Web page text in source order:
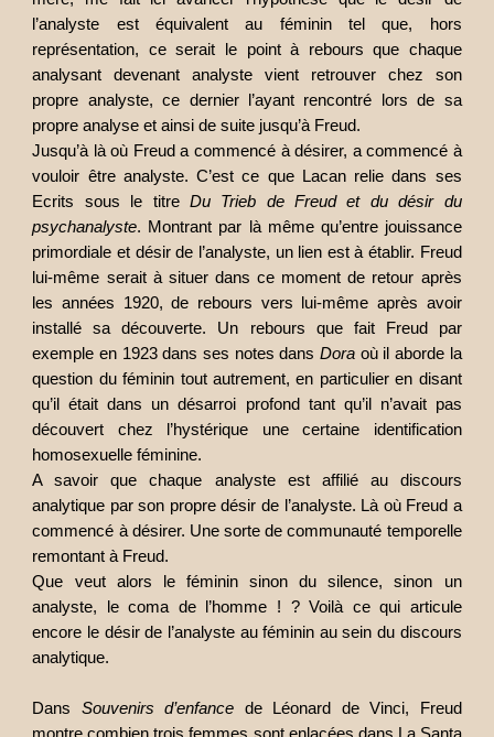
l’analyste est équivalent au féminin tel que, hors
représentation, ce serait le point à rebours que chaque
analysant devenant analyste vient retrouver chez son
propre analyste, ce dernier l’ayant rencontré lors de sa
propre analyse et ainsi de suite jusqu’à Freud.
Jusqu’à là où Freud a commencé à désirer, a commencé à
vouloir être analyste. C’est ce que Lacan relie dans ses
Ecrits sous le titre Du Trieb de Freud et du désir du
psychanalyste. Montrant par là même qu’entre jouissance
primordiale et désir de l’analyste, un lien est à établir. Freud
lui-même serait à situer dans ce moment de retour après
les années 1920, de rebours vers lui-même après avoir
installé sa découverte. Un rebours que fait Freud par
exemple en 1923 dans ses notes dans Doraoù il aborde la
question du féminin tout autrement, en particulier en disant
qu’il était dans un désarroi profond tant qu’il n’avait pas
découvert chez l’hystérique une certaine identification
homosexuelle féminine.
A savoir que chaque analyste est affilié au discours
analytique par son propre désir de l’analyste. Là où Freud a
commencé à désirer. Une sorte de communauté temporelle
remontant à Freud.
Que veut alors le féminin sinon du silence, sinon un
analyste, le coma de l’homme ! ? Voilà ce qui articule
encore le désir de l’analyste au féminin au sein du discours
analytique.
Dans Souvenirs d’enfance de Léonard de Vinci, Freud